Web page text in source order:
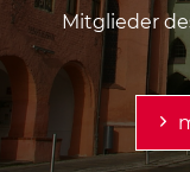
Mitglieder